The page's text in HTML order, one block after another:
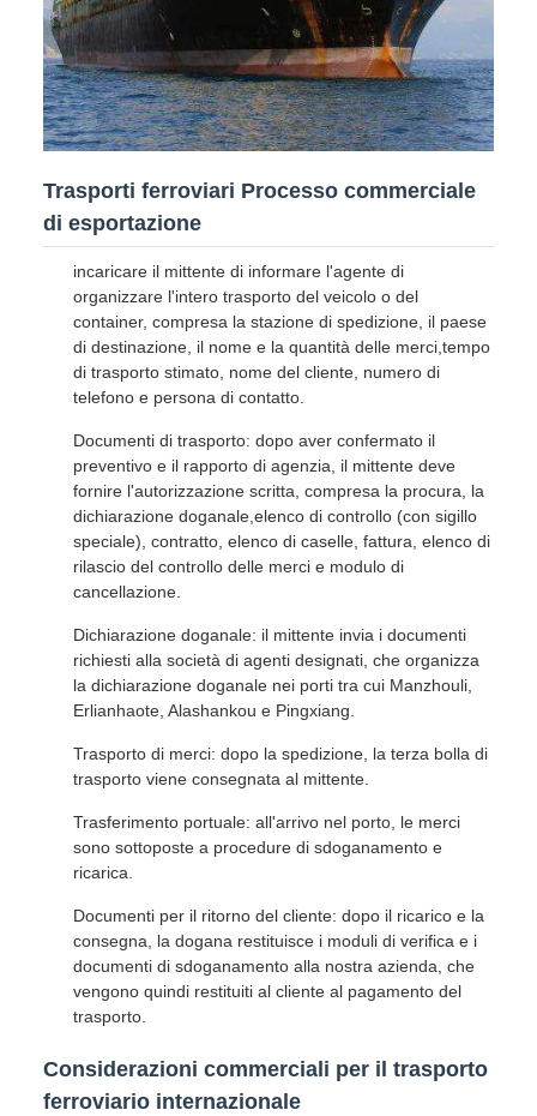
Trasporti ferroviari Processo commerciale
di esportazione
incaricare il mittente di informare l'agente di
organizzare l'intero trasporto del veicolo o del
container, compresa la stazione di spedizione, il paese
di destinazione, il nome e la quantità delle merci,tempo
di trasporto stimato, nome del cliente, numero di
telefono e persona di contatto.
Documenti di trasporto: dopo aver confermato il
preventivo e il rapporto di agenzia, il mittente deve
fornire l'autorizzazione scritta, compresa la procura, la
dichiarazione doganale,elenco di controllo (con sigillo
speciale), contratto, elenco di caselle, fattura, elenco di
rilascio del controllo delle merci e modulo di
cancellazione.
Dichiarazione doganale: il mittente invia i documenti
richiesti alla società di agenti designati, che organizza
la dichiarazione doganale nei porti tra cui Manzhouli,
Erlianhaote, Alashankou e Pingxiang.
Trasporto di merci: dopo la spedizione, la terza bolla di
trasporto viene consegnata al mittente.
Trasferimento portuale: all'arrivo nel porto, le merci
sono sottoposte a procedure di sdoganamento e
ricarica.
Documenti per il ritorno del cliente: dopo il ricarico e la
consegna, la dogana restituisce i moduli di verifica e i
documenti di sdoganamento alla nostra azienda, che
vengono quindi restituiti al cliente al pagamento del
trasporto.
Considerazioni commerciali per il trasporto
ferroviario internazionale